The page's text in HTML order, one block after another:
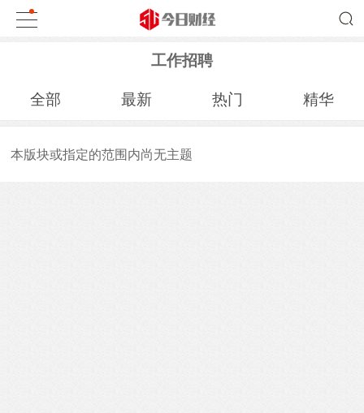
工作招聘
全部 最新 热门 精华
本版块或指定的范围内尚无主题